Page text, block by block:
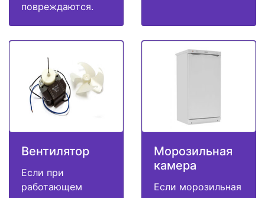
повреждаются.
Вентилятор
Если при
работающем
Морозильная
камера
Если морозильная